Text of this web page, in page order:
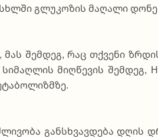
გლუ­კო­ზის მა­ღა­ლი
შემ­დეგ, რაც თქვე­ნი
მიღ­წე­ვის შემ­დეგ,
განს­ხვავ­დე­ბა დღის